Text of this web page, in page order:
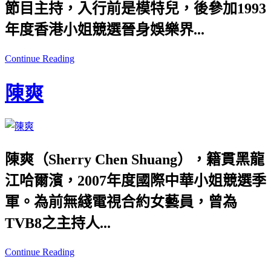
節目主持，入行前是模特兒，後參加1993
年度香港小姐競選晉身娛樂界...
Continue Reading
陳爽
陳爽（Sherry Chen Shuang），籍貫黑龍
江哈爾濱，2007年度國際中華小姐競選季
軍。為前無綫電視合約女藝員，曾為
TVB8之主持人...
Continue Reading